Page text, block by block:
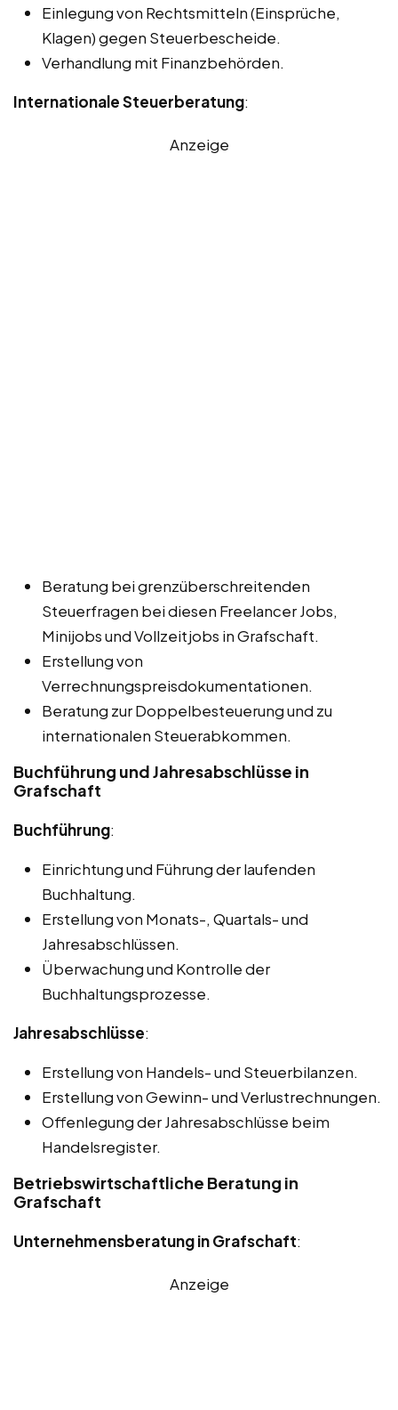
Einlegung von Rechtsmitteln (Einsprüche,
Klagen) gegen Steuerbescheide.
Verhandlung mit Finanzbehörden.
Internationale Steuerberatung:
Anzeige
Beratung bei grenzüberschreitenden
Steuerfragen bei diesen Freelancer Jobs,
Minijobs und Vollzeitjobs in Grafschaft.
Erstellung von
Verrechnungspreisdokumentationen.
Beratung zur Doppelbesteuerung und zu
internationalen Steuerabkommen.
Buchführung und Jahresabschlüsse in
Grafschaft
Buchführung:
Einrichtung und Führung der laufenden
Buchhaltung.
Erstellung von Monats-, Quartals- und
Jahresabschlüssen.
Überwachung und Kontrolle der
Buchhaltungsprozesse.
Jahresabschlüsse:
Erstellung von Handels- und Steuerbilanzen.
Erstellung von Gewinn- und Verlustrechnungen.
Offenlegung der Jahresabschlüsse beim
Handelsregister.
Betriebswirtschaftliche Beratung in
Grafschaft
Unternehmensberatung in Grafschaft:
Anzeige